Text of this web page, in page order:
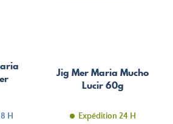
H
Jig Mer Maria Mucho
Lucir 60g
Expédition 24 H